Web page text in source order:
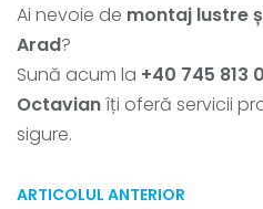
Ai nevoie de montaj lustre
Arad?
Sună acum la +40 745 813
Octavianîți oferă servicii
sigure.
ARTICOLUL ANTERIOR